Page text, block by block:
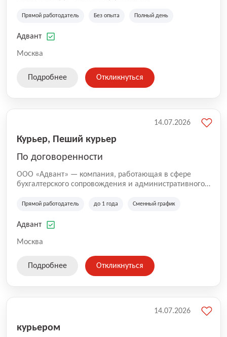
Прямой работодатель Без опыта Полный день
Адвант
Москва
Подробнее Откликнуться
Курьер, Пеший курьер
По договоренности
ООО «Адвант» — компания, работающая в сфере
бухгалтерского сопровождения и административного
зарегистрирована в Санкт-Петербурге и
лиц и коммерческих организаций.
Прямой работодатель до 1 года Сменный график
Адвант
Москва
14.07.2026
Подробнее Откликнуться
курьером
14.07.2026